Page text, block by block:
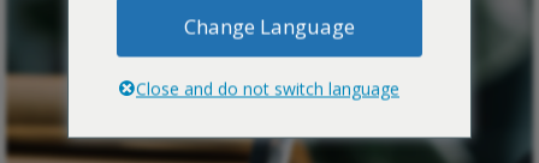
Síntomas y tratamiento del asbesto
Centro de aprendizaje de asbesto
Change Language
Close and do not switch language